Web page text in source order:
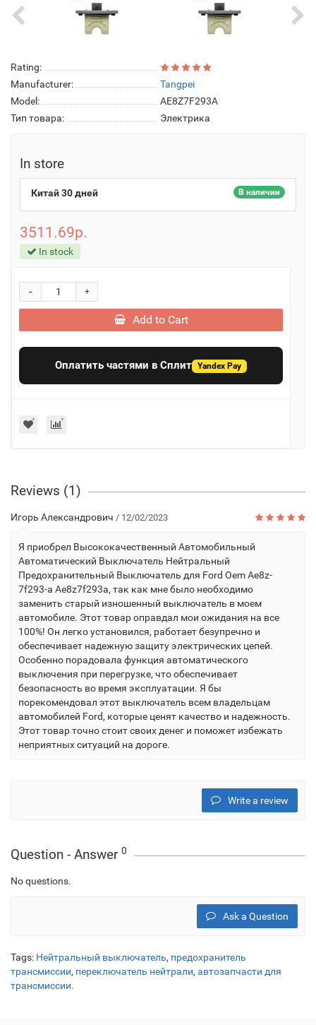
Rating:
Manufacturer:
Tangpei
Model:
AE8Z7F293A
Тип товара:
Электрика
In store
Китай 30 дней В наличии
3511.69р.
In stock
+
-
Add to Cart
Оплатить частями в Сплит Yandex Pay
Reviews (1)
Игорь Александрович / 12/02/2023
Я приобрел Высококачественный Автомобильный
Автоматический Выключатель Нейтральный
Предохранительный Выключатель для Ford Oem Ae8z-
7f293-a Ae8z7f293a, так как мне было необходимо
заменить старый изношенный выключатель в моем
автомобиле. Этот товар оправдал мои ожидания на все
100%! Он легко установился, работает безупречно и
обеспечивает надежную защиту электрических цепей.
Особенно порадовала функция автоматического
выключения при перегрузке, что обеспечивает
безопасность во время эксплуатации. Я бы
порекомендовал этот выключатель всем владельцам
автомобилей Ford, которые ценят качество и надежность.
Этот товар точно стоит своих денег и поможет избежать
неприятных ситуаций на дороге.
Write a review
Question - Answer 0
No questions.
Ask a Question
Tags: Нейтральный выключатель, предохранитель
трансмиссии, переключатель нейтрали, автозапчасти для
трансмиссии.